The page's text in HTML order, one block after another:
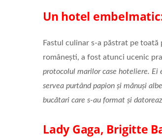
Un hotel
Fastul culinar s-a păstrat pe
românești, a fost atunci ucenic
protocolul marilor case hoteliere. Ei
servea purtând papion și mănuși
bucătari care s-au format și
Lady Gaga, Brigitte